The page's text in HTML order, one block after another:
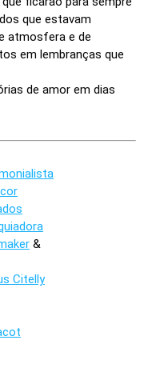
que estavam
atmosfera e de
em lembranças que
de amor em dias
&
Citelly